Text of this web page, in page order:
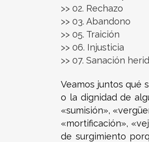
>> 02. Rechazo
>> 03. Abandono
>> 05. Traición
>> 06. Injusticia
>> 07. Sanación
Veamos juntos qué
o la dignidad de
«sumisión»,
«mortificación»,
de surgimiento